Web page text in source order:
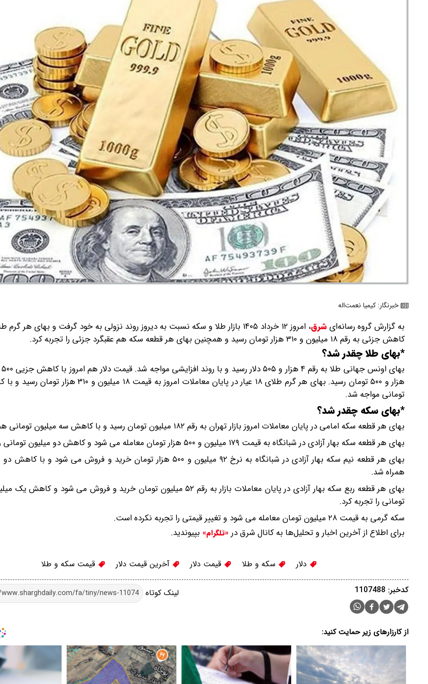
خبرنگار: کیمیا نعمت‌اله
به گزارش گروه رسانه‌ایشرق،
کاهش جزئی به رقم ۱۸ میلیون و ۳۱۰ هزار تومان رسید و همچنین بهای هر قطعه سکه هم عقبگرد جزئی را تجربه کرد.
*بهای طلا چقدر شد؟
تومانی مواجه شد.
*بهای سکه چقدر شد؟
بهای هر قطعه سکه امامی در پایان معاملات امروز بازار تهران به رقم ۱۸۲ میلیون تومان رسید و با کاهش سه میلیون تومانی همراه شد.
بهای هر قطعه سکه بهار آزادی در شبانگاه به قیمت ۱۷۹ میلیون و ۵۰۰ هزار تومان معامله می شود و کاهش دو میلیون تومانی را تجربه کرد.
بهای هر قطعه نیم سکه بهار آزادی در شبانگاه به نرخ ۹۲ میلیون و ۵۰۰ هزار تومان خرید و فروش می
همراه شد.
تومانی را تجربه کرد.
سکه گرمی به قیمت ۲۸ میلیون تومان معامله می شود و تغییر قیمتی را تجربه نکرده است.
برای اطلاع از آخرین اخبار و تحلیل‌ها به کانال شرق در «تلگرام» بپیوندید.
دلار سکه و طلا قیمت دلار آخرین قیمت دلار قیمت سکه و طلا
لینک کوتاه کدخبر: 1107488
از کارزارهای زیر حمایت کنید: